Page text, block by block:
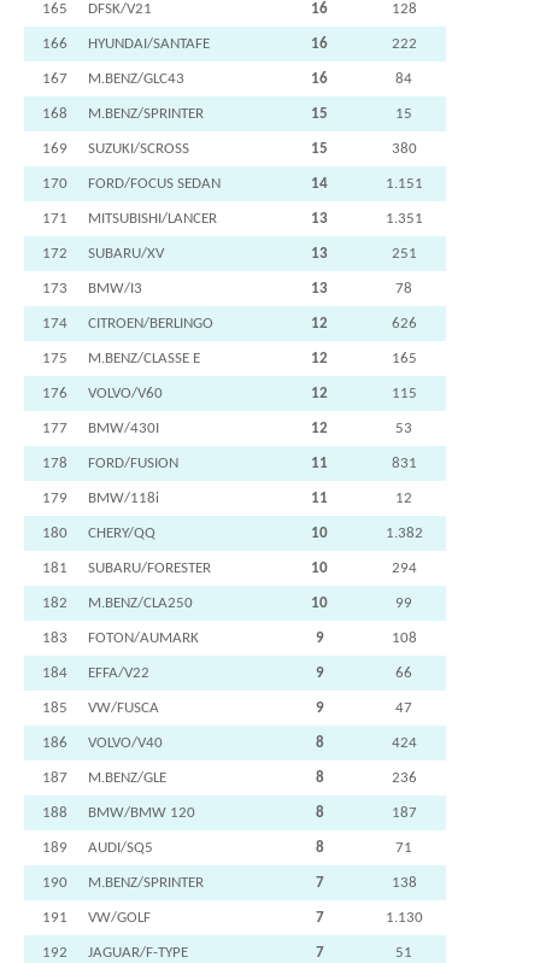
165 DFSK/V21 16 128
166 HYUNDAI/SANTAFE 16 222
167 M.BENZ/GLC43 16 84
168 M.BENZ/SPRINTER 15 15
169 SUZUKI/SCROSS 15 380
170 FORD/FOCUS SEDAN 14 1.151
171 MITSUBISHI/LANCER 13 1.351
172 SUBARU/XV 13 251
173 BMW/I3 13 78
174 CITROEN/BERLINGO 12 626
175 M.BENZ/CLASSE E 12 165
176 VOLVO/V60 12 115
177 BMW/430I 12 53
178 FORD/FUSION 11 831
179 BMW/118i 11 12
180 CHERY/QQ 10 1.382
181 SUBARU/FORESTER 10 294
182 M.BENZ/CLA250 10 99
183 FOTON/AUMARK 9 108
184 EFFA/V22 9 66
185 VW/FUSCA 9 47
186 VOLVO/V40 8 424
187 M.BENZ/GLE 8 236
188 BMW/BMW 120 8 187
189 AUDI/SQ5 8 71
190 M.BENZ/SPRINTER 7 138
191 VW/GOLF 7 1.130
192 JAGUAR/F-TYPE 7 51